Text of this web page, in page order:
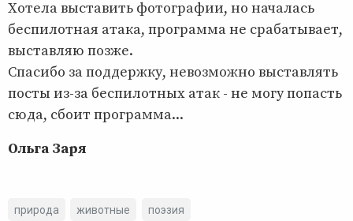
Хотела выставить фотографии, но началась
беспилотная атака, программа не срабатывает,
выставляю позже.
Спасибо за поддержку, невозможно выставлять
посты из-за беспилотных атак - не могу попасть
сюда, сбоит программа...
Ольга Заря
природа животные поэзия